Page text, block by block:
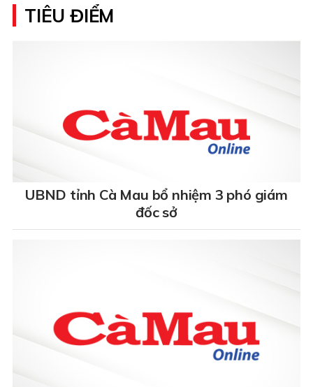
TIÊU ĐIỂM
UBND tỉnh Cà Mau bổ nhiệm 3 phó giám
đốc sở